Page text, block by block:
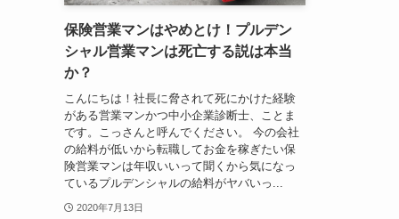
保険営業マンはやめとけ！プルデン
シャル営業マンは死亡する説は本当
か？
こんにちは！社長に脅されて死にかけた経験
がある営業マンかつ中小企業診断士、ことま
です。こっさんと呼んでください。 今の会社
の給料が低いから転職してお金を稼ぎたい保
険営業マンは年収いいって聞くから気になっ
ているプルデンシャルの給料がヤバいっ...
2020年7月13日